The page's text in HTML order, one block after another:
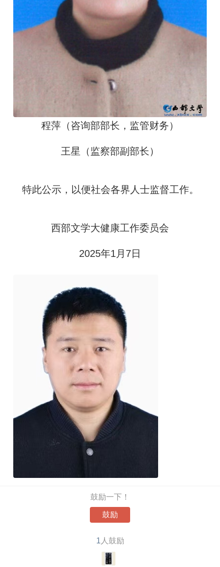
程萍（咨询部部长，监管财务）
王星（监察部副部长）
特此公示，以便社会各界人士监督工作。
西部文学大健康工作委员会
2025年1月7日
鼓励一下！
鼓励
1 人鼓励